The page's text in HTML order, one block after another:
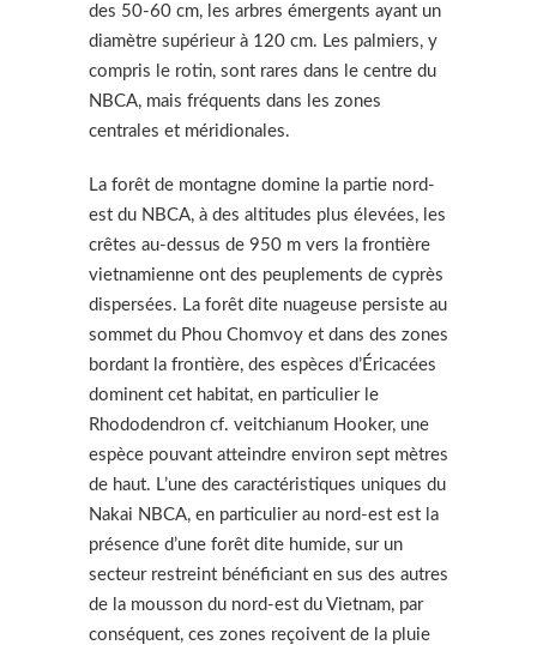
des 50-60 cm, les arbres émergents ayant un
diamètre supérieur à 120 cm. Les palmiers, y
compris le rotin, sont rares dans le centre du
NBCA, mais fréquents dans les zones
centrales et méridionales.
La forêt de montagne domine la partie nord-
est du NBCA, à des altitudes plus élevées, les
crêtes au-dessus de 950 m vers la frontière
vietnamienne ont des peuplements de cyprès
dispersées. La forêt dite nuageuse persiste au
sommet du Phou Chomvoy et dans des zones
bordant la frontière, des espèces d’Éricacées
dominent cet habitat, en particulier le
Rhododendron cf. veitchianum Hooker, une
espèce pouvant atteindre environ sept mètres
de haut. L’une des caractéristiques uniques du
Nakai NBCA, en particulier au nord-est est la
présence d’une forêt dite humide, sur un
secteur restreint bénéficiant en sus des autres
de la mousson du nord-est du Vietnam, par
conséquent, ces zones reçoivent de la pluie